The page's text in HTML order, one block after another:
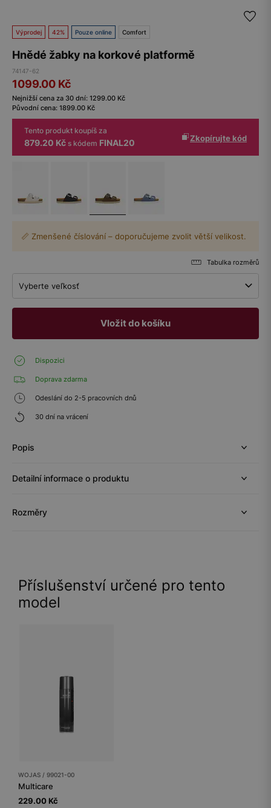
Výprodej 42% Pouze online Comfort
Hnědé žabky na korkové platformě
74147-62
1099.00 Kč
Nejnižší cena za 30 dní: 1299.00 Kč
Původní cena: 1899.00 Kč
Tento produkt koupíš za
879.20 Kč s kódem FINAL20 Zkopírujte kód
📏 Zmenšené číslování – doporučujeme zvolit větší velikost.
Tabulka rozměrů
Vyberte veľkosť
Vložit do košíku
Dispozici
Doprava zdarma
Odeslání do 2-5 pracovních dnů
30 dní na vrácení
Popis
Detailní informace o produktu
Rozměry
Příslušenství určené pro tento
model
WOJAS / 99021-00
Multicare
229.00 Kč